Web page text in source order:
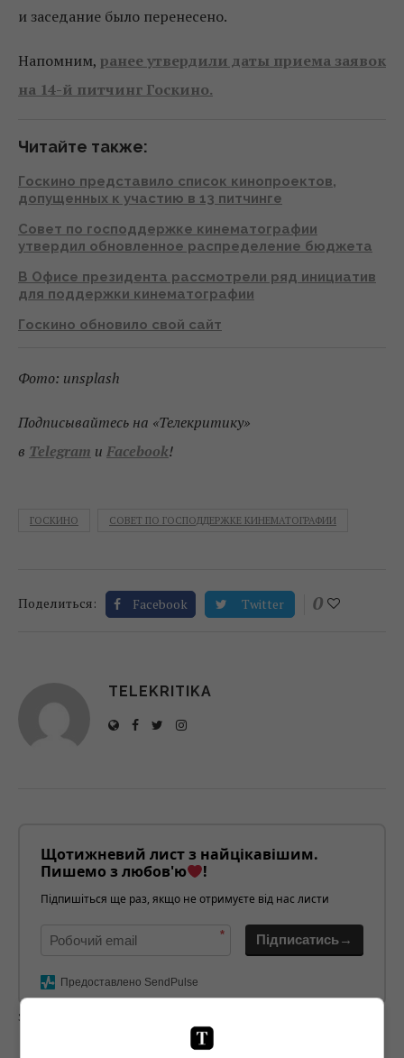
и заседание было перенесено.
Напомним, ранее утвердили даты приема заявок
на 14-й питчинг Госкино.
Читайте также:
Госкино представило список кинопроектов,
допущенных к участию в 13 питчинге
Совет по господдержке кинематографии
утвердил обновленное распределение бюджета
В Офисе президента рассмотрели ряд инициатив
для поддержки кинематографии
Госкино обновило свой сайт
Фото: unsplash
Подписывайтесь на «Телекритику»
в Telegram и Facebook!
ГОСКИНО СОВЕТ ПО ГОСПОДДЕРЖКЕ КИНЕМАТОГРАФИИ
Поделиться: Facebook Twitter 0
TELEKRITIKA
Щотижневий лист з найцікавішим.
Пишемо з любов'ю
!
Підпишіться ще раз, якщо не отримуєте від нас листи
* Підписатись→
Предоставлено SendPulse
загрузка...